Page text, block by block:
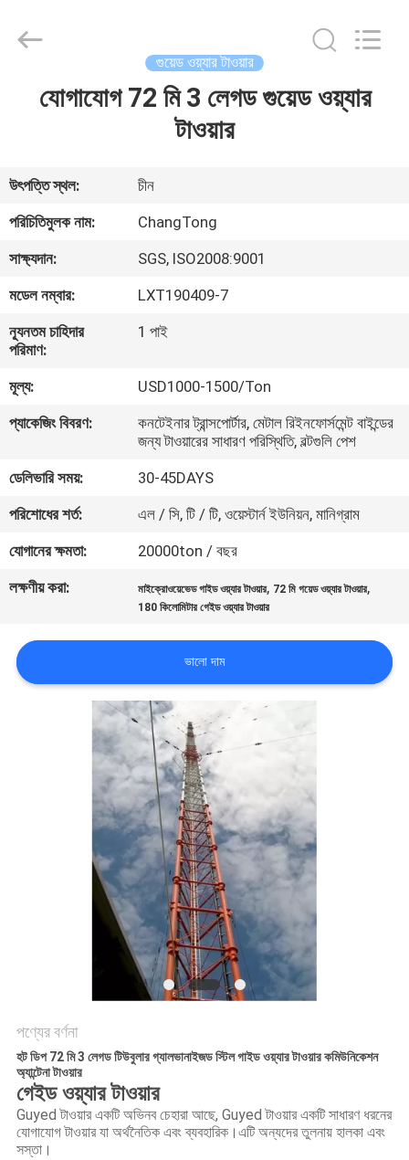
আমাদের
সম্পর্কে
কারখানা
ভ্রমণ
মান
নিয়ন্ত্রণ
যোগাযোগ
করুন
খবর
উদ্ধৃতির
জন্য
PRIVACY
Structure
গুয়েড ওয়্যার টাওয়ার
যোগাযোগ 72 মি 3 লেগড গুয়েড ওয়্যার
টাওয়ার
উৎপত্তি স্থল:
চীন
পরিচিতিমুলক নাম:
ChangTong
সাক্ষ্যদান:
SGS, ISO2008:9001
মডেল নম্বার:
LXT190409-7
ন্যূনতম চাহিদার
পরিমাণ:
1 পাই
মূল্য:
USD1000-1500/Ton
প্যাকেজিং বিবরণ:
কনটেইনার ট্রান্সপোর্টার, মেটাল রিইনফোর্সমেন্ট বাইন্ডের
জন্য টাওয়ারের সাধারণ পরিস্থিতি, বল্টগুলি পেশ
ডেলিভারি সময়:
30-45DAYS
পরিশোধের শর্ত:
এল / সি, টি / টি, ওয়েস্টার্ন ইউনিয়ন, মানিগ্রাম
যোগানের ক্ষমতা:
20000ton / বছর
লক্ষণীয় করা:
মাইক্রোওয়েভেড গাইড ওয়্যার টাওয়ার, 72 মি গয়েড ওয়্যার টাওয়ার,
180 কিলোমিটার গেইড ওয়্যার টাওয়ার
ভালো দাম
পণ্যের বর্ণনা
হট ডিপ 72 মি 3 লেগড টিউবুলার গ্যালভানাইজড স্টিল গাইড ওয়্যার টাওয়ার কমিউনিকেশন
অ্যান্টেনা টাওয়ার
গেইড ওয়্যার টাওয়ার
Guyed টাওয়ার একটি অভিনব চেহারা আছে, Guyed টাওয়ার একটি সাধারণ ধরনের
যোগাযোগ টাওয়ার যা অর্থনৈতিক এবং ব্যবহারিক।এটি অন্যদের তুলনায় হালকা এবং
সস্তা।